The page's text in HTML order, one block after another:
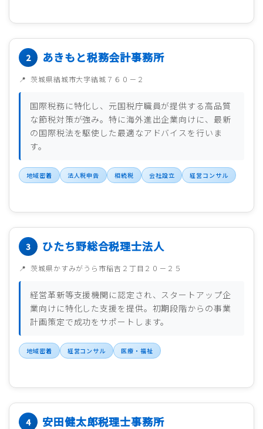
あきもと税務会計事務所
茨城県結城市大字結城７６０－２
国際税務に特化し、元国税庁職員が提供する高品質
な節税対策が強み。特に海外進出企業向けに、最新
の国際税法を駆使した最適なアドバイスを行いま
す。
地域密着 法人税申告 相続税 会社設立 経営コンサル
ひたち野総合税理士法人
茨城県かすみがうら市稲吉２丁目２０－２５
経営革新等支援機関に認定され、スタートアップ企
業向けに特化した支援を提供。初期段階からの事業
計画策定で成功をサポートします。
地域密着 経営コンサル 医療・福祉
安田健太郎税理士事務所